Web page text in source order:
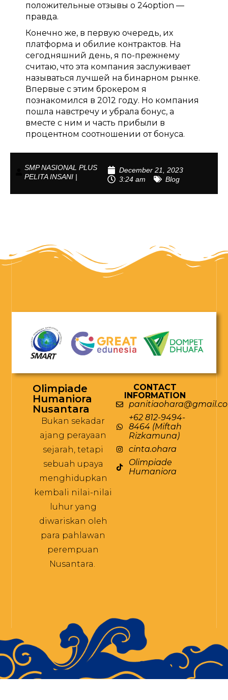
положительные отзывы о 24option —
правда.
Конечно же, в первую очередь, их
платформа и обилие контрактов. На
сегодняшний день, я по-прежнему
считаю, что эта компания заслуживает
называться лучшей на бинарном рынке.
Впервые с этим брокером я
познакомился в 2012 году. Но компания
пошла навстречу и убрала бонус, а
вместе с ним и часть прибыли в
процентном соотношении от бонуса.
SMP NASIONAL PLUS
PELITA INSANI |
December 21, 2023
3:24 am
Blog
Olimpiade
Humaniora
Nusantara
Bukan sekadar
ajang perayaan
sejarah, tetapi
sebuah upaya
menghidupkan
kembali nilai-nilai
luhur yang
diwariskan oleh
para pahlawan
perempuan
Nusantara.
CONTACT
INFORMATION
+62 812-9494-
8464 (Miftah
Rizkamuna)
cinta.ohara
Olimpiade
Humaniora